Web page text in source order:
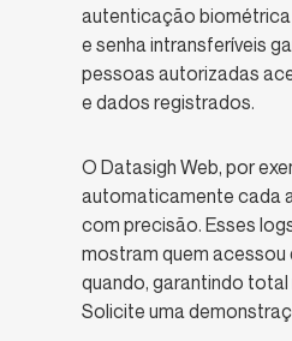
autenticação
e senha intransferíveis
pessoas autorizadas
e dados registrados.
O Datasigh Web, por
automaticamente cada
com precisão. Esses
mostram quem acessou
quando, garantindo
Solicite uma